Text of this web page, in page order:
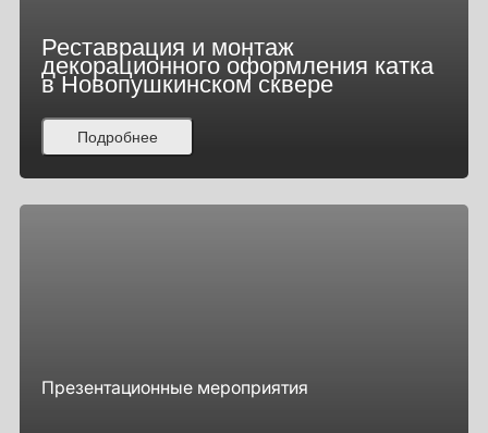
Реставрация и монтаж
декорационного оформления катка
в Новопушкинском сквере
Подробнее
Презентационные мероприятия